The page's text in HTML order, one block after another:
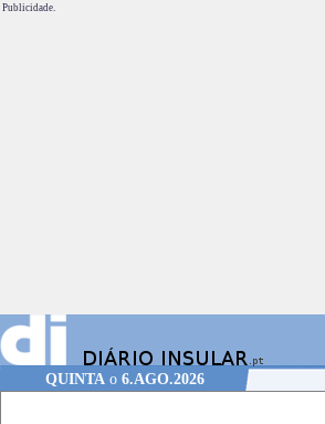
Publicidade.
QUINTAo 6.AGO.2026